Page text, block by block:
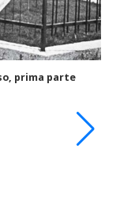
prima parte